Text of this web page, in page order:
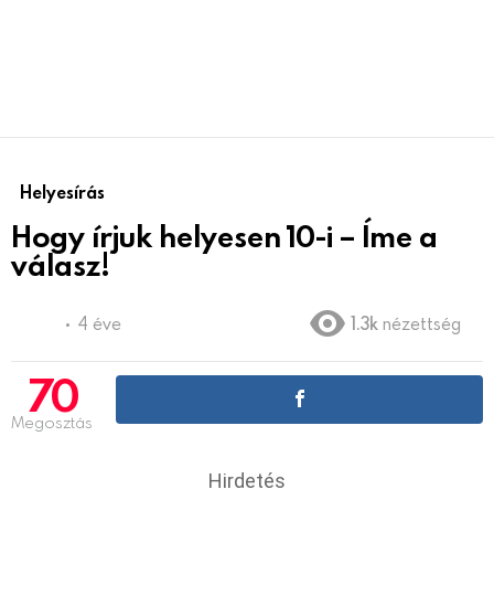
Helyesírás
Hogy írjuk helyesen 10-i – Íme a
válasz!
4 éve 1.3k nézettség
70
Megosztás
Hirdetés